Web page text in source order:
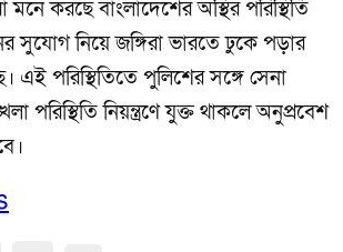
মনে করছে বাংলাদেশের অস্থির পরিস্থিতি
সুযোগ নিয়ে জঙ্গিরা ভারতে ঢুকে পড়ার
এই পরিস্থিতিতে পুলিশের সঙ্গে সেনা
পরিস্থিতি নিয়ন্ত্রণে যুক্ত থাকলে অনুপ্রবেশ